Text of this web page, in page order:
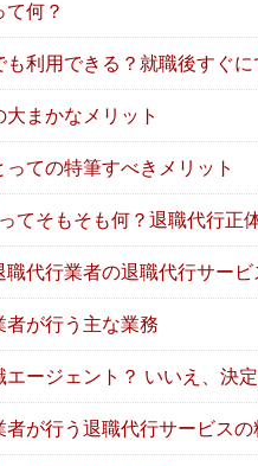
何？
も利用できる？就職後すぐに
大まかなメリット
っての特筆すべきメリット
てそもそも何？退職代行正
職代行業者の退職代行サー
者が行う主な業務
エージェント？ いいえ、決
者が行う退職代行サービスの